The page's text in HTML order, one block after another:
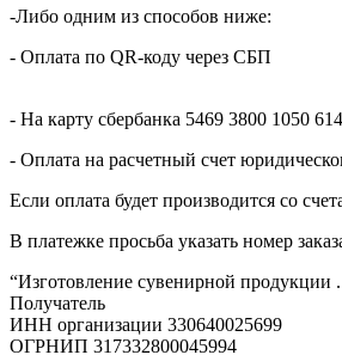
-Либо одним из способов ниже:
- Оплата по QR-коду через СБП
- На карту сбербанка 5469 3800 1050
- Оплата на расчетный счет
Если оплата будет производится со
В платежке просьба указать номер
“Изготовление сувенирной продукции
Получатель
ИНН организации 330640025699
ОГРНИП 317332800045994